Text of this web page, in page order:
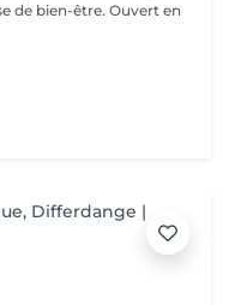
de bien-être. Ouvert en